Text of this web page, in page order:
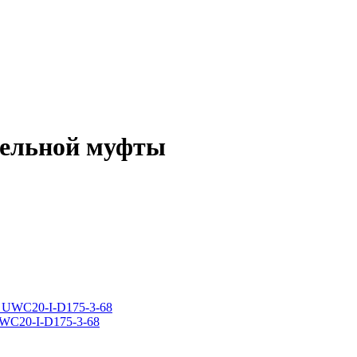
муфты
I-D175-3-68